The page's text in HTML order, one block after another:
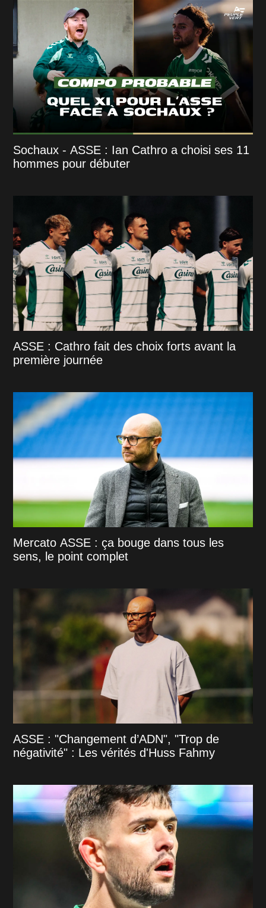
Sochaux - ASSE : Ian Cathro a choisi ses 11
hommes pour débuter
ASSE : Cathro fait des choix forts avant la
première journée
Mercato ASSE : ça bouge dans tous les
sens, le point complet
ASSE : "Changement d’ADN", "Trop de
négativité" : Les vérités d'Huss Fahmy